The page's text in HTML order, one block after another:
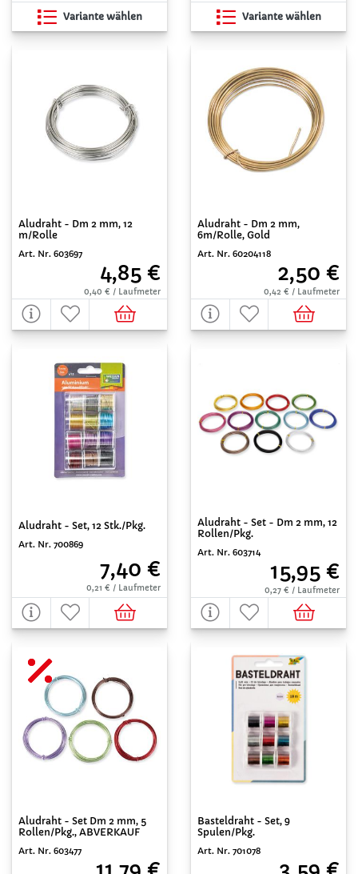
Variante wählen Variante wählen
Aludraht - Dm 2 mm, 12
m/Rolle
Art. Nr. 603697
4,85 €
0,40 € / Laufmeter
Aludraht - Dm 2 mm,
6m/Rolle, Gold
Art. Nr. 60204118
2,50 €
0,42 € / Laufmeter
Aludraht - Set, 12 Stk./Pkg.
Art. Nr. 700869
7,40 €
0,21 € / Laufmeter
Aludraht - Set - Dm 2 mm, 12
Rollen/Pkg.
Art. Nr. 603714
15,95 €
0,27 € / Laufmeter
Aludraht - Set Dm 2 mm, 5
Rollen/Pkg., ABVERKAUF
Art. Nr. 603477
Basteldraht - Set, 9
Spulen/Pkg.
Art. Nr. 701078